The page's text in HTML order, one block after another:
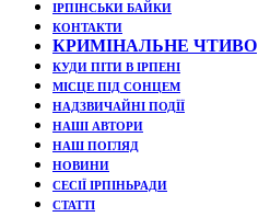
ІРПІНСЬКИ БАЙКИ
КОНТАКТИ
КРИМІНАЛЬНЕ ЧТИВО
КУДИ ПІТИ В ІРПЕНІ
МІСЦЕ ПІД СОНЦЕМ
НАДЗВИЧАЙНІ ПОДЇЇ
НАШІ АВТОРИ
НАШ ПОГЛЯД
НОВИНИ
СЕСІЇ ІРПІНЬРАДИ
СТАТТІ